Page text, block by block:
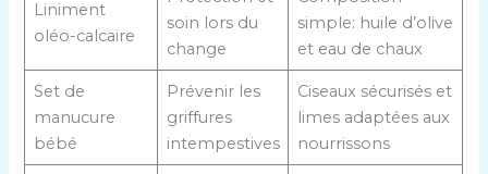
Liniment
oléo-calcaire
soin lors du
change
simple: huile d’olive
et eau de chaux
Set de
manucure
bébé
Prévenir les
griffures
intempestives
Ciseaux sécurisés et
limes adaptées aux
nourrissons